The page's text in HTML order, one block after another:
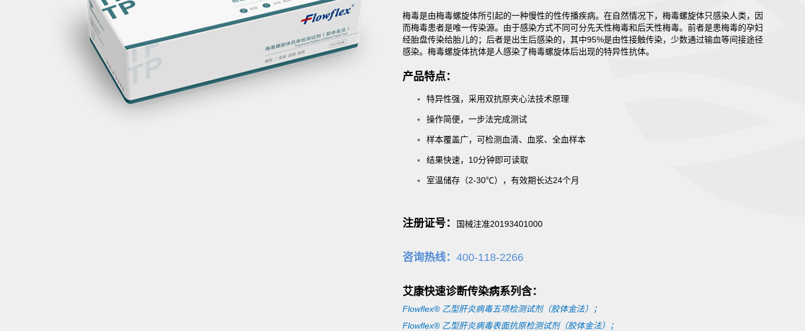
梅毒是由梅毒螺旋体所引起的一种慢性的性传播疾病。在自然情况下，梅毒螺旋体只感染人类，因
而梅毒患者是唯一传染源。由于感染方式不同可分先天性梅毒和后天性梅毒。前者是患梅毒的孕妇
经胎盘传染给胎儿的；后者是出生后感染的，其中95%是由性接触传染，少数通过输血等间接途径
感染。梅毒螺旋体抗体是人感染了梅毒螺旋体后出现的特异性抗体。
产品特点：
特异性强，采用双抗原夹心法技术原理
操作简便，一步法完成测试
样本覆盖广，可检测血清、血浆、全血样本
结果快速，10分钟即可读取
室温储存（2-30℃），有效期长达24个月
注册证号： 国械注准20193401000
咨询热线： 400-118-2266
艾康快速诊断传染病系列含：
Flowflex® 乙型肝炎病毒五项检测试剂（胶体金法）；
Flowflex® 乙型肝炎病毒表面抗原检测试剂（胶体金法）；